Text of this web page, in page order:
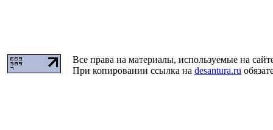
Все права на материалы, используемые на
При копировании ссылка на desantura.ru